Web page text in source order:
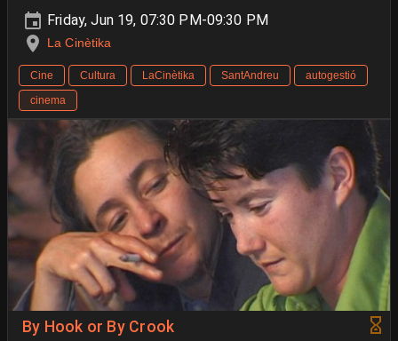
Friday, Jun 19, 07:30 PM-09:30 PM
La Cinètika
Cine Cultura LaCinètika SantAndreu
autogestió
cinema
By Hook or By Crook